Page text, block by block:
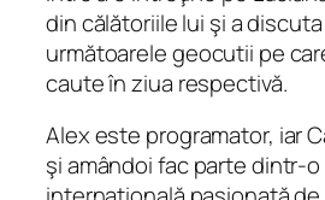
din călătoriile lui şi a
următoarele geocutii pe
caute în ziua respectivă.
Alex este programator, iar
şi amândoi fac parte dintr-